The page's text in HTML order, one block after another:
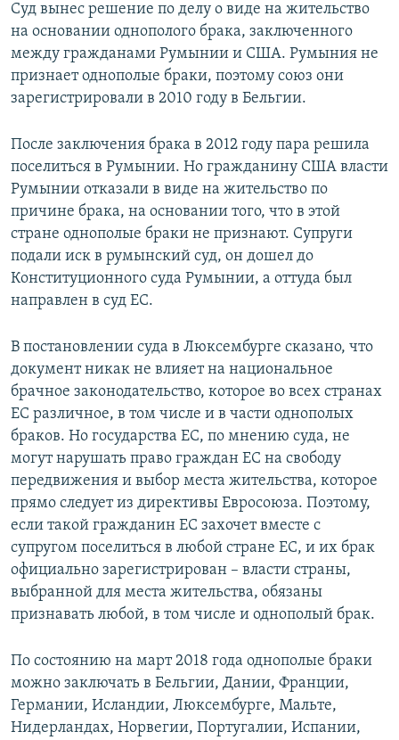
Суд вынес решение по делу о виде на жительство
на основании однополого брака, заключенного
между гражданами Румынии и США. Румыния не
признает однополые браки, поэтому союз они
зарегистрировали в 2010 году в Бельгии.
После заключения брака в 2012 году пара решила
поселиться в Румынии. Но гражданину США власти
Румынии отказали в виде на жительство по
причине брака, на основании того, что в этой
стране однополые браки не признают. Супруги
подали иск в румынский суд, он дошел до
Конституционного суда Румынии, а оттуда был
направлен в суд ЕС.
В постановлении суда в Люксембурге сказано, что
документ никак не влияет на национальное
брачное законодательство, которое во всех странах
ЕС различное, в том числе и в части однополых
браков. Но государства ЕС, по мнению суда, не
могут нарушать право граждан ЕС на свободу
передвижения и выбор места жительства, которое
прямо следует из директивы Евросоюза. Поэтому,
если такой гражданин ЕС захочет вместе с
супругом поселиться в любой стране ЕС, и их брак
официально зарегистрирован – власти страны,
выбранной для места жительства, обязаны
признавать любой, в том числе и однополый брак.
По состоянию на март 2018 года однополые браки
можно заключать в Бельгии, Дании, Франции,
Германии, Исландии, Люксембурге, Мальте,
Нидерландах, Норвегии, Португалии, Испании,